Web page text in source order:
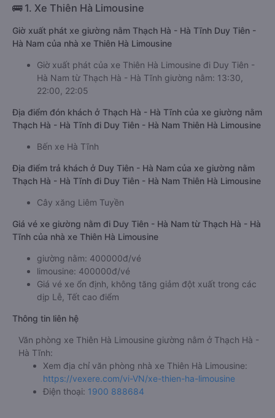
🚌 1. Xe Thiên Hà Limousine
Giờ xuất phát xe giường nằm Thạch Hà - Hà Tĩnh Duy Tiên -
Hà Nam của nhà xe Thiên Hà Limousine
Giờ xuất phát của xe Thiên Hà Limousine đi Duy Tiên -
Hà Nam từ Thạch Hà - Hà Tĩnh giường nằm: 13:30,
22:00, 22:05
Địa điểm đón khách ở Thạch Hà - Hà Tĩnh của xe giường nằm
Thạch Hà - Hà Tĩnh đi Duy Tiên - Hà Nam Thiên Hà Limousine
Bến xe Hà Tĩnh
Địa điểm trả khách ở Duy Tiên - Hà Nam của xe giường nằm
Thạch Hà - Hà Tĩnh đi Duy Tiên - Hà Nam Thiên Hà Limousine
Cây xăng Liêm Tuyền
Giá vé xe giường nằm đi Duy Tiên - Hà Nam từ Thạch Hà - Hà
Tĩnh của nhà xe Thiên Hà Limousine
giường nằm: 400000đ/vé
limousine: 400000đ/vé
Giá vé xe ổn định, không tăng giảm đột xuất trong các
dịp Lễ, Tết cao điểm
Thông tin liên hệ
Văn phòng xe Thiên Hà Limousine giường nằm ở Thạch Hà -
Hà Tĩnh:
Xem địa chỉ văn phòng nhà xe Thiên Hà Limousine:
https://vexere.com/vi-VN/xe-thien-ha-limousine
Điện thoại: 1900 888684